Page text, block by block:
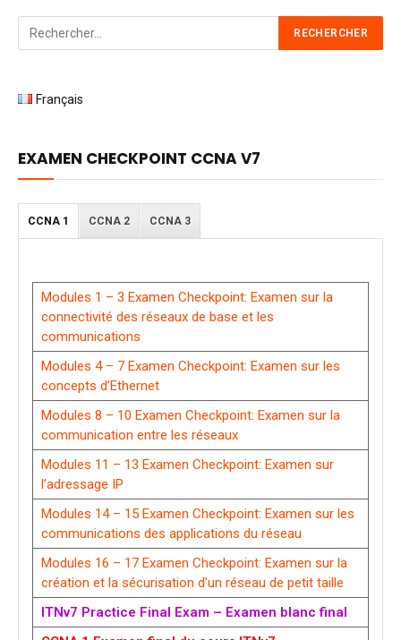
Français
EXAMEN CHECKPOINT CCNA V7
CCNA 1 CCNA 2 CCNA 3
Modules 1 – 3 Examen Checkpoint: Examen sur la
connectivité des réseaux de base et les
communications
Modules 4 – 7 Examen Checkpoint: Examen sur les
concepts d’Ethernet
Modules 8 – 10 Examen Checkpoint: Examen sur la
communication entre les réseaux
Modules 11 – 13 Examen Checkpoint: Examen sur
l’adressage IP
Modules 14 – 15 Examen Checkpoint: Examen sur les
communications des applications du réseau
Modules 16 – 17 Examen Checkpoint: Examen sur la
création et la sécurisation d’un réseau de petit taille
ITNv7 Practice Final Exam – Examen blanc final